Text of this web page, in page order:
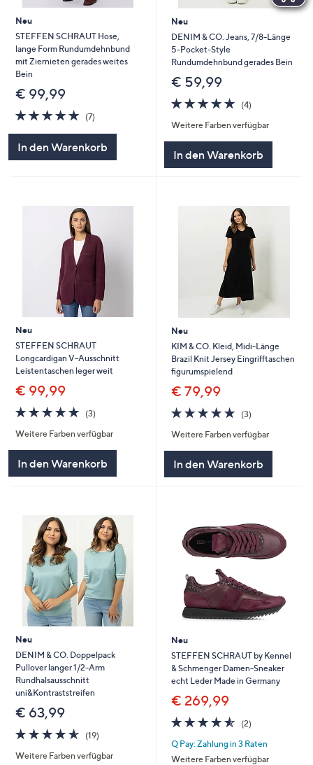
Neu
STEFFEN SCHRAUT Hose,
lange Form Rundumdehnbund
mit Ziernieten gerades weites
Bein
€ 99,99
4.9
von
5
(7)
In den Warenkorb
Neu
DENIM & CO. Jeans, 7/8-Länge
5-Pocket-Style
Rundumdehnbund gerades Bein
€ 59,99
4.8
von
5
(4)
Weitere Farben verfügbar
In den Warenkorb
Neu
STEFFEN SCHRAUT
Longcardigan V-Ausschnitt
Leistentaschen leger weit
€ 99,99
4.7
von
5
(3)
Weitere Farben verfügbar
In den Warenkorb
Neu
KIM & CO. Kleid, Midi-Länge
Brazil Knit Jersey Eingrifftaschen
figurumspielend
€ 79,99
4.7
von
5
(3)
Weitere Farben verfügbar
In den Warenkorb
Neu
DENIM & CO. Doppelpack
Pullover langer 1/2-Arm
Rundhalsausschnitt
uni&Kontraststreifen
€ 63,99
4.5
von
5
(19)
Weitere Farben verfügbar
Neu
STEFFEN SCHRAUT by Kennel
& Schmenger Damen-Sneaker
echt Leder Made in Germany
€ 269,99
4.5
von
5
(2)
Q Pay: Zahlung in 3 Raten
Weitere Farben verfügbar